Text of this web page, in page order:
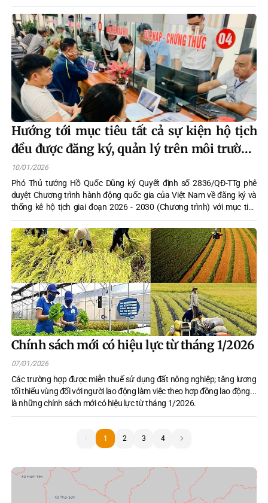
Hướng tới mục tiêu tất cả sự kiện hộ tịch
đều được đăng ký, quản lý trên môi trường
điện tử
10/01/2026
Phó Thủ tướng Hồ Quốc Dũng ký Quyết định số 2836/QĐ-TTg phê
duyệt Chương trình hành động quốc gia của Việt Nam về đăng ký và
thống kê hộ tịch giai đoạn 2026 - 2030 (Chương trình) với mục tiêu
tổng quát là tất cả sự kiện hộ tịch đều được đăng ký, quản lý trên môi
trường điện tử.
Chính sách mới có hiệu lực từ tháng 1/2026
07/01/2026
Các trường hợp được miễn thuế sử dụng đất nông nghiệp; tăng lương
tối thiểu vùng đối với người lao động làm việc theo hợp đồng lao động...
là những chính sách mới có hiệu lực từ tháng 1/2026.
11 2 3 4